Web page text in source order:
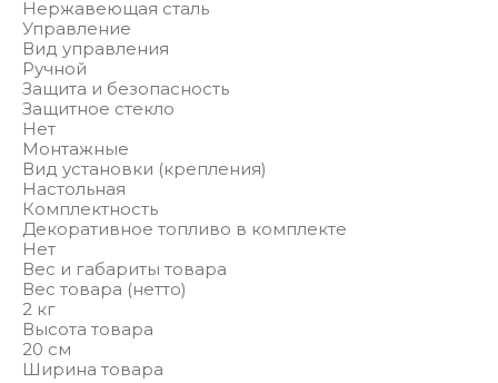
Нержавеющая сталь
Управление
Вид управления
Ручной
Защита и безопасность
Защитное стекло
Нет
Монтажные
Вид установки (крепления)
Настольная
Комплектность
Декоративное топливо в комплекте
Нет
Вес и габариты товара
Вес товара (нетто)
2 кг
Высота товара
20 см
Ширина товара